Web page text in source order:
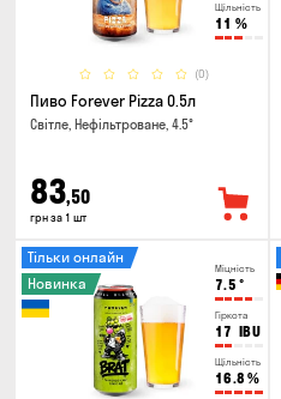
Щільність
11 %
(0)
Пиво Forever Pizza 0.5л
Світле, Нефільтроване, 4.5°
83,50
грн за 1 шт
Міцність
7.5 °
Гіркота
17 IBU
Щільність
16.8 %
Тільки онлайн
Новинка